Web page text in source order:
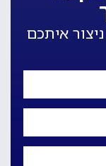
איתכם